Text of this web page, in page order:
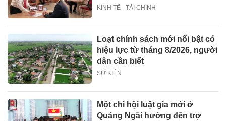
KINH TẾ - TÀI CHÍNH
Loạt chính sách mới nổi bật có
hiệu lực từ tháng 8/2026, người
dân cần biết
SỰ KIỆN
Một chi hội luật gia mới ở
Quảng Ngãi hướng đến trợ